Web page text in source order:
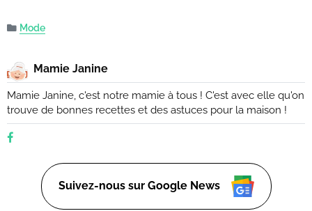
Mode
Mamie Janine
Mamie Janine, c'est notre mamie à tous ! C'est avec elle qu'on
trouve de bonnes recettes et des astuces pour la maison !
Suivez-nous sur Google News